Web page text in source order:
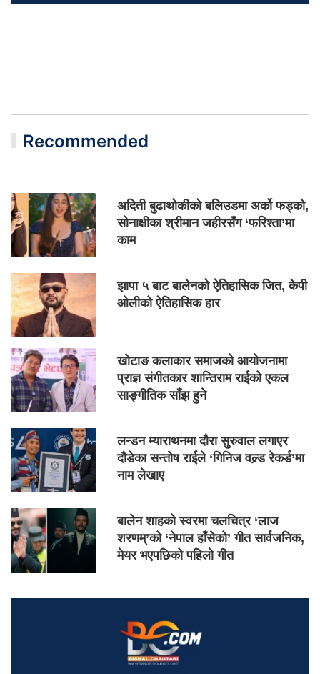
Recommended
अदिती बुढाथोकीको बलिउडमा अर्को फड्को,
सोनाक्षीका श्रीमान जहीरसँग ‘फरिश्ता’मा
काम
झापा ५ बाट बालेनको ऐतिहासिक जित, केपी
ओलीको ऐतिहासिक हार
खोटाङ कलाकार समाजको आयोजनामा
प्राज्ञ संगीतकार शान्तिराम राईको एकल
साङ्गीतिक साँझ हुने
लन्डन म्याराथनमा दौरा सुरुवाल लगाएर
दौडेका सन्तोष राईले ‘गिनिज वल्र्ड रेकर्ड’मा
नाम लेखाए
बालेन शाहको स्वरमा चलचित्र ‘लाज
शरणम्’को ‘नेपाल हाँसेको’ गीत सार्वजनिक,
मेयर भएपछिको पहिलो गीत